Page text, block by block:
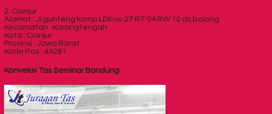
2. Cianjur
Alamat : Jl.gunteng komp.LDII no 27 RT 04 RW 10 ds.bojong
Kecamatan : Karangtengah
Kota : Cianjur
Provinsi : Jawa Barat
Kode Pos : 43281
Konveksi Tas Seminar Bandung